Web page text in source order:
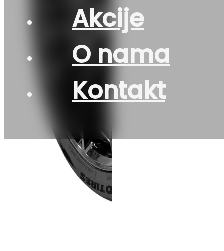
Akcije
O nama
Kontakt